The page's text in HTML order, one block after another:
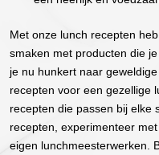
Met onze lunch recepten
smaken met producten die
je nu hunkert naar
recepten voor een gezellige
recepten die passen bij elke
recepten, experimenteer
eigen lunchmeesterwerken.